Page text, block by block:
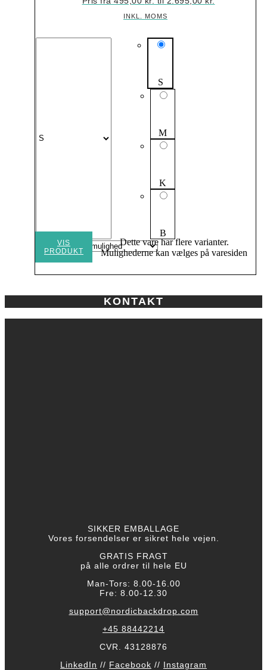
INKL. MOMS
S
M
K
B
VIS
PRODUKT
Dette vare har flere varianter.
Mulighederne kan vælges på varesiden
KONTAKT
SIKKER EMBALLAGE
Vores forsendelser er sikret hele vejen.
GRATIS FRAGT
på alle ordrer til hele EU
Man-Tors: 8.00-16.00
Fre: 8.00-12.30
support@nordicbackdrop.com
+45 88442214
CVR. 43128876
LinkedIn // Facebook // Instagram